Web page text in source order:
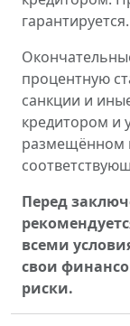
гарантируется.
процентную
санкции и
кредитором и
размещённом
Перед
всеми
свои
риски.